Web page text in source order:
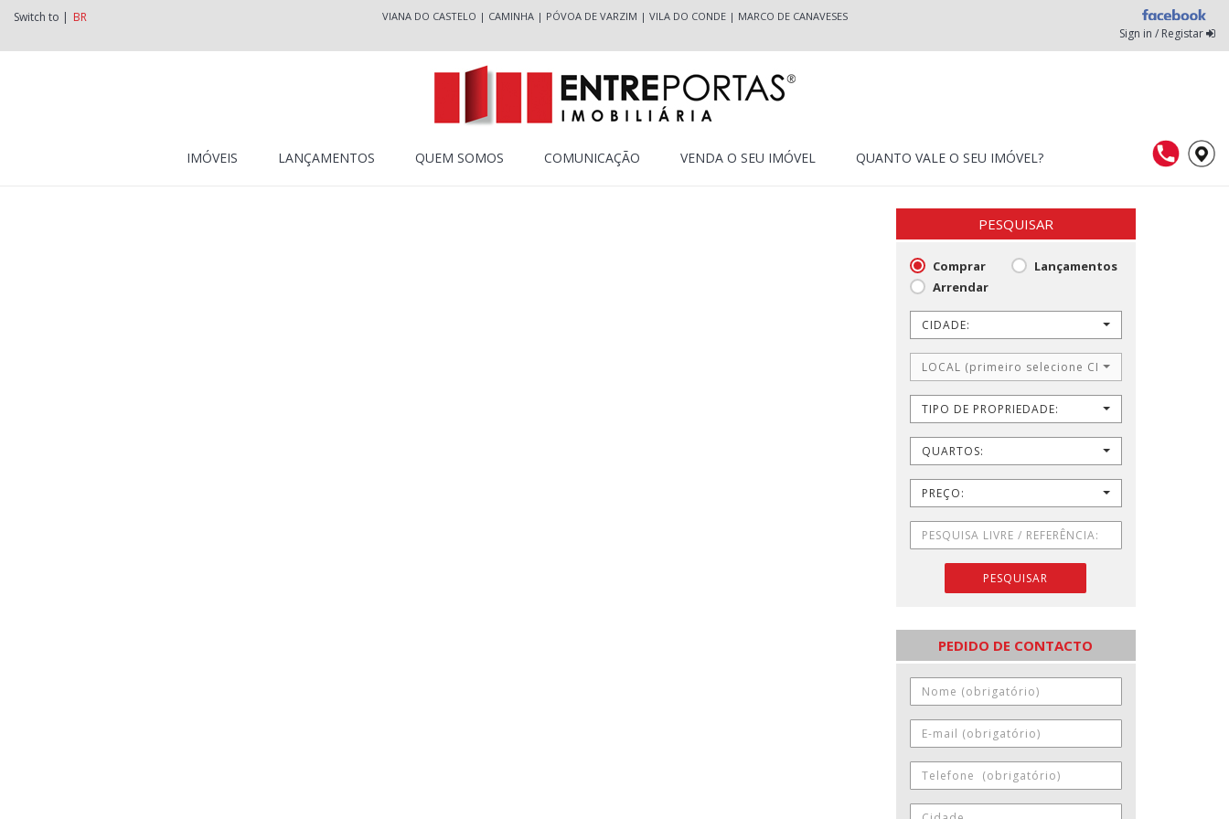
Switch to | BR VIANA DO CASTELO | CAMINHA| PÓVOA DE VARZIM | VILA DO CONDE| MARCO DE CANAVESES
Sign in / Registar
IMÓVEIS LANÇAMENTOS QUEM SOMOS COMUNICAÇÃO VENDA O SEU IMÓVEL QUANTO VALE O SEU IMÓVEL?
PESQUISAR
Comprar
Lançamentos
Arrendar
CIDADE:
LOCAL (primeiro selecione CIDADE)
TIPO DE PROPRIEDADE:
QUARTOS:
PREÇO:
PESQUISAR
PEDIDO DE CONTACTO